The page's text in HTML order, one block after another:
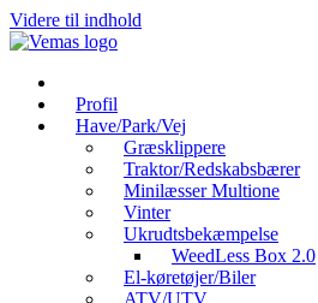
Videre til indhold
Profil
Have/Park/Vej
Græsklippere
Traktor/Redskabsbærer
Minilæsser Multione
Vinter
Ukrudtsbekæmpelse
WeedLess Box 2.0
El-køretøjer/Biler
ATV/UTV